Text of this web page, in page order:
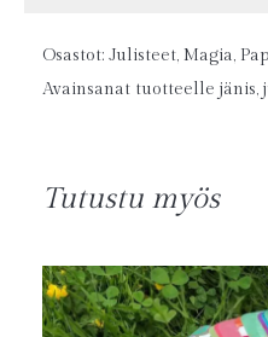
Osastot: Julisteet, Magia,
Avainsanat tuotteelle jänis,
Tutustu myös